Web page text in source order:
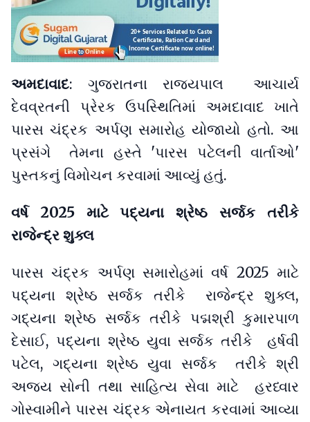
અમદાવાદ: ગુજરાતના રાજ્યપાલ આચાર્ય
દેવવ્રતની પ્રેરક ઉપસ્થિતિમાં અમદાવાદ ખાતે
પારસ ચંદ્રક અર્પણ સમારોહ યોજાયો હતો. આ
પ્રસંગે તેમના હસ્તે 'પારસ પટેલની વાર્તાઓ'
પુસ્તકનું વિમોચન કરવામાં આવ્યું હતું.
વર્ષ 2025 માટે પદ્યના શ્રેષ્ઠ સર્જક તરીકે
રાજેન્દ્ર શુક્લ
પારસ ચંદ્રક અર્પણ સમારોહમાં વર્ષ 2025 માટે
પદ્યના શ્રેષ્ઠ સર્જક તરીકે રાજેન્દ્ર શુક્લ,
ગદ્યના શ્રેષ્ઠ સર્જક તરીકે પદ્મશ્રી કુમારપાળ
દેસાઈ, પદ્યના શ્રેષ્ઠ યુવા સર્જક તરીકે હર્ષવી
પટેલ, ગદ્યના શ્રેષ્ઠ યુવા સર્જક તરીકે શ્રી
અજય સોની તથા સાહિત્ય સેવા માટે હરધ્વાર
ગોસ્વામીને પારસ ચંદ્રક એનાયત કરવામાં આવ્યા